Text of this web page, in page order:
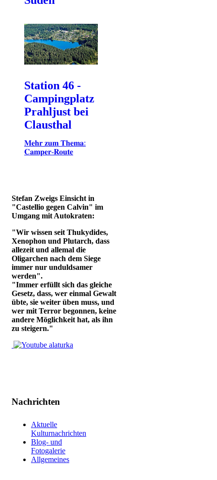
Station 46 -
Campingplatz
Prahljust bei
Clausthal
𝐌𝐞𝐡𝐫 𝐳𝐮𝐦 𝐓𝐡𝐞𝐦𝐚:
𝐂𝐚𝐦𝐩𝐞𝐫-𝐑𝐨𝐮𝐭𝐞
Stefan Zweigs Einsicht in
"Castellio gegen Calvin" im
Umgang mit Autokraten:
"Wir wissen seit Thukydides,
Xenophon und Plutarch, dass
allezeit und allemal die
Oligarchen nach dem Siege
immer nur unduldsamer
werden".
"Immer erfüllt sich das gleiche
Gesetz, dass, wer einmal Gewalt
übte, sie weiter üben muss, und
wer mit Terror begonnen, keine
andere Möglichkeit hat, als ihn
zu steigern."
Nachrichten
Aktuelle
Kulturnachrichten
Blog- und
Fotogalerie
Allgemeines